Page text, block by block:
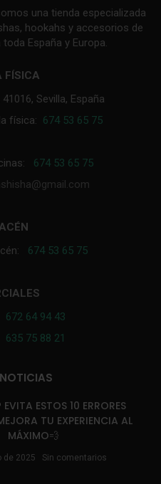
una tienda especializada
hookahs y accesorios de
España y Europa.
FÍSICA
Sevilla, España
física: 674 53 65 75
674 53 65 75
674 53 65 75
672 64 94 43
635 75 88 21
ESTOS 10 ERRORES
TU EXPERIENCIA AL
MÁXIMO💨
de 2025 Sin comentarios